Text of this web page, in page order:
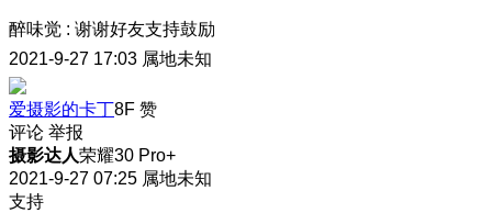
醉味觉 : 谢谢好友支持鼓励
2021-9-27 17:03 属地未知
爱摄影的卡丁8F 赞
评论 举报
摄影达人荣耀30 Pro+
2021-9-27 07:25 属地未知
支持